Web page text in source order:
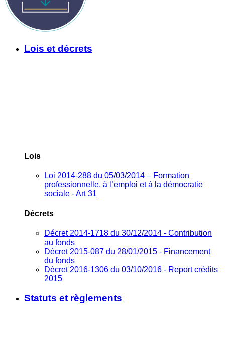
Lois et décrets
Lois
Loi 2014-288 du 05/03/2014 – Formation
professionnelle, à l’emploi et à la démocratie
sociale - Art 31
Décrets
Décret 2014-1718 du 30/12/2014 - Contribution
au fonds
Décret 2015-087 du 28/01/2015 - Financement
du fonds
Décret 2016-1306 du 03/10/2016 - Report crédits
2015
Statuts et règlements